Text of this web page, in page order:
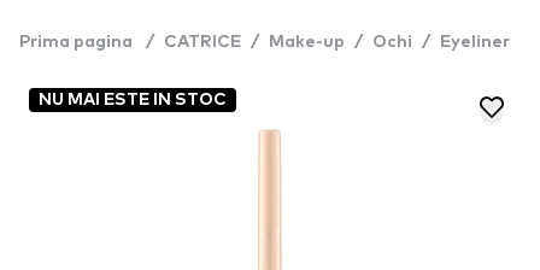
Prima pagina / CATRICE / Make-up / Ochi / Eyeliner
NU MAI ESTE IN STOC